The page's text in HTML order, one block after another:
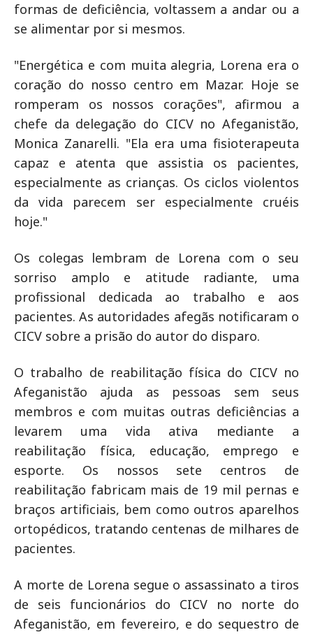
formas de deficiência, voltassem a andar ou a
se alimentar por si mesmos.
"Energética e com muita alegria, Lorena era o
coração do nosso centro em Mazar. Hoje se
romperam os nossos corações", afirmou a
chefe da delegação do CICV no Afeganistão,
Monica Zanarelli. "Ela era uma fisioterapeuta
capaz e atenta que assistia os pacientes,
especialmente as crianças. Os ciclos violentos
da vida parecem ser especialmente cruéis
hoje."
Os colegas lembram de Lorena com o seu
sorriso amplo e atitude radiante, uma
profissional dedicada ao trabalho e aos
pacientes. As autoridades afegãs notificaram o
CICV sobre a prisão do autor do disparo.
O trabalho de reabilitação física do CICV no
Afeganistão ajuda as pessoas sem seus
membros e com muitas outras deficiências a
levarem uma vida ativa mediante a
reabilitação física, educação, emprego e
esporte. Os nossos sete centros de
reabilitação fabricam mais de 19 mil pernas e
braços artificiais, bem como outros aparelhos
ortopédicos, tratando centenas de milhares de
pacientes.
A morte de Lorena segue o assassinato a tiros
de seis funcionários do CICV no norte do
Afeganistão, em fevereiro, e do sequestro de